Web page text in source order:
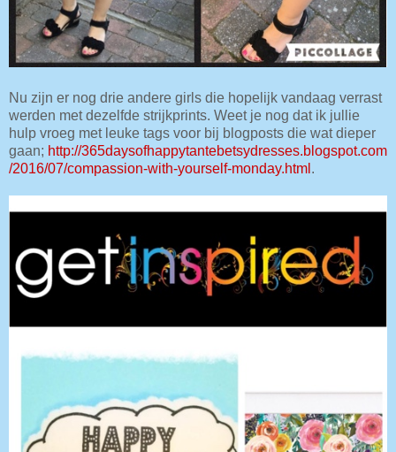
Nu zijn er nog drie andere girls die hopelijk vandaag verrast
werden met dezelfde strijkprints. Weet je nog dat ik jullie
hulp vroeg met leuke tags voor bij blogposts die wat dieper
gaan; http://365daysofhappytantebetsydresses.blogspot.com
/2016/07/compassion-with-yourself-monday.html .